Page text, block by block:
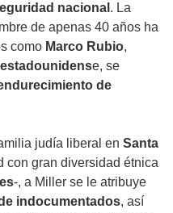
nacional . La
de apenas 40 años ha
como Marco Rubio,
e, se
de
judía liberal en Santa
con gran diversidad étnica
-, a Miller se le atribuye
indocumentados, así